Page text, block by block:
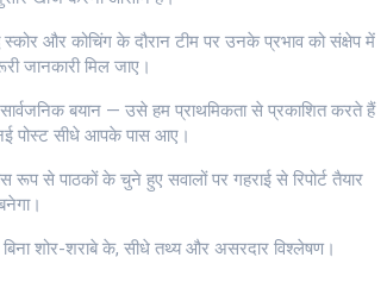
और कोचिंग के दौरान टीम पर उनके प्रभाव को संक्षेप में
जानकारी मिल जाए।
बयान — उसे हम प्राथमिकता से प्रकाशित करते हैं
पोस्ट सीधे आपके पास आए।
से पाठकों के चुने हुए सवालों पर गहराई से रिपोर्ट तैयार
शोर-शराबे के, सीधे तथ्य और असरदार विश्लेषण।